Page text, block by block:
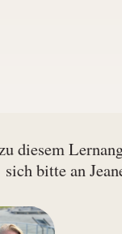
diesem
sich bitte an